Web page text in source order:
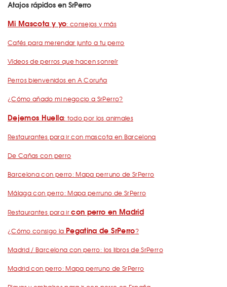
Atajos rápidos en SrPerro
Mi Mascota y yo: consejos y más
Cafés para merendar junto a tu perro
Vídeos de perros que hacen sonreír
Perros bienvenidos en A Coruña
¿Cómo añado mi negocio a SrPerro?
Dejemos Huella: todo por los animales
Restaurantes para ir con mascota en Barcelona
De Cañas con perro
Barcelona con perro: Mapa perruno de SrPerro
Málaga con perro: Mapa perruno de SrPerro
Restaurantes para ircon perro en Madrid
¿Cómo consigo la Pegatina de SrPerro?
Madrid / Barcelona con perro: los libros de SrPerro
Madrid con perro: Mapa perruno de SrPerro